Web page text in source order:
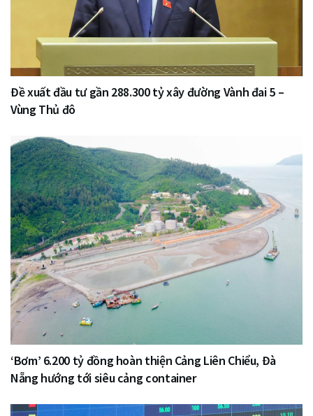
Đề xuất đầu tư gần 288.300 tỷ xây đường Vành đai 5 –
Vùng Thủ đô
‘Bơm’ 6.200 tỷ đồng hoàn thiện Cảng Liên Chiểu, Đà
Nẵng hướng tới siêu cảng container